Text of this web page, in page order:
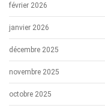
février 2026
janvier 2026
décembre 2025
novembre 2025
octobre 2025